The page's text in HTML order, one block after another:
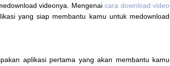
videonya. Mengenai cara download video
yang siap membantu kamu untuk medownload
aplikasi pertama yang akan membantu kamu